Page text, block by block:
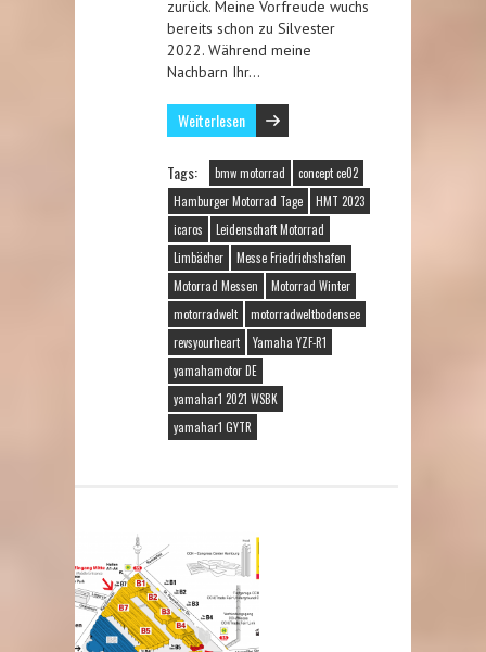
zurück. Meine Vorfreude wuchs
bereits schon zu Silvester
2022. Während meine
Nachbarn Ihr…
Weiterlesen
Tags: bmw motorrad
concept ce02
Hamburger Motorrad Tage
HMT 2023
icaros
Leidenschaft Motorrad
Limbächer
Messe Friedrichshafen
Motorrad Messen
Motorrad Winter
motorradwelt
motorradweltbodensee
revsyourheart
Yamaha YZF-R1
yamahamotor DE
yamahar1 2021 WSBK
yamahar1 GYTR